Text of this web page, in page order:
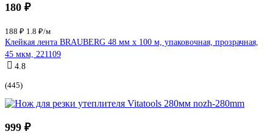
180 ₽
188 ₽ 1.8 ₽/м
Клейкая лента BRAUBERG 48 мм х 100 м, упаковочная, прозрачная,
45 мкм, 221109
4.8
(445)
999 ₽